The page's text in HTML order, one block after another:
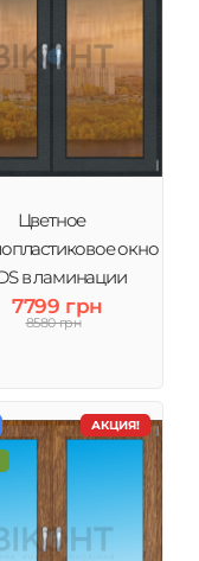
Цветное
окно
в ламинации
тонировка
бронза
7799 грн
8580 грн
АКЦИЯ!